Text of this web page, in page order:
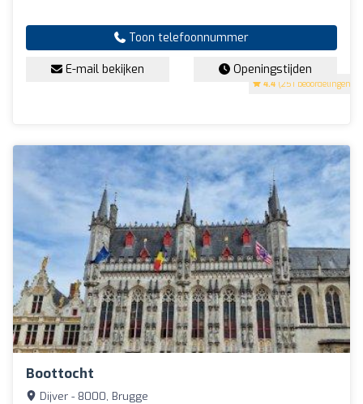
4.4 (251 beoordelingen)
Toon telefoonnummer
E-mail bekijken Openingstijden
Boottocht
Dijver - 8000, Brugge